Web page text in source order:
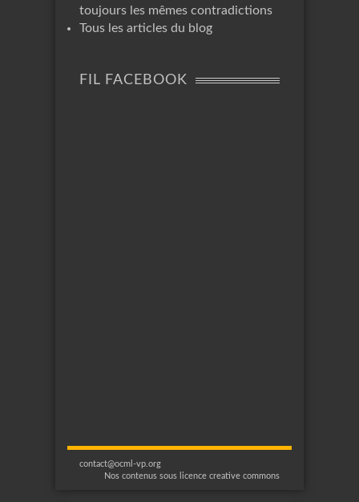
toujours les mêmes contradictions
Tous les articles du blog
FIL FACEBOOK
contact@ocml-vp.org
Nos contenus sous licence creative commons